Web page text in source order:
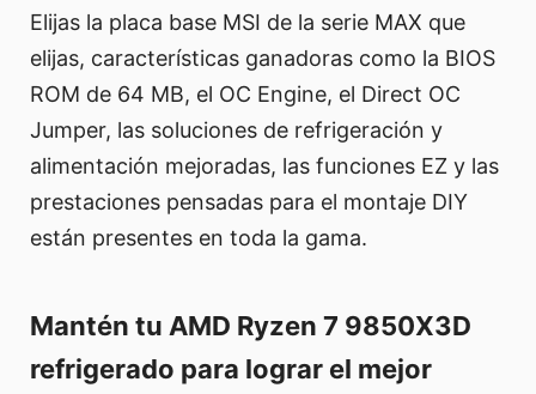
Elijas la placa base MSI de la serie MAX que
elijas, características ganadoras como la BIOS
ROM de 64 MB, el OC Engine, el Direct OC
Jumper, las soluciones de refrigeración y
alimentación mejoradas, las funciones EZ y las
prestaciones pensadas para el montaje DIY
están presentes en toda la gama.
Mantén tu AMD Ryzen 7 9850X3D
refrigerado para lograr el mejor